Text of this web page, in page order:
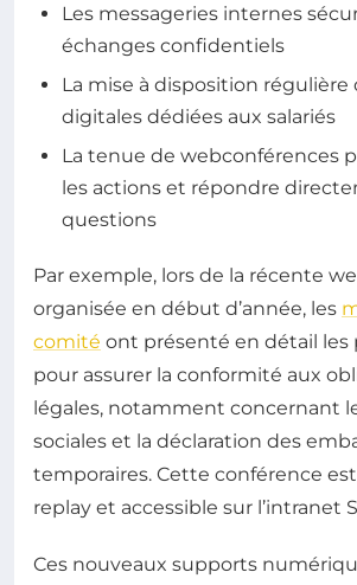
Les messageries internes
échanges confidentiels
La mise à disposition
digitales dédiées aux salariés
La tenue de webconférences
les actions et répondre
questions
Par exemple, lors de la récente
organisée en début d’année, les
comité ont présenté en détail les
pour assurer la conformité aux
légales, notamment concernant
sociales et la déclaration des
temporaires. Cette conférence
replay et accessible sur l’intranet
Ces nouveaux supports